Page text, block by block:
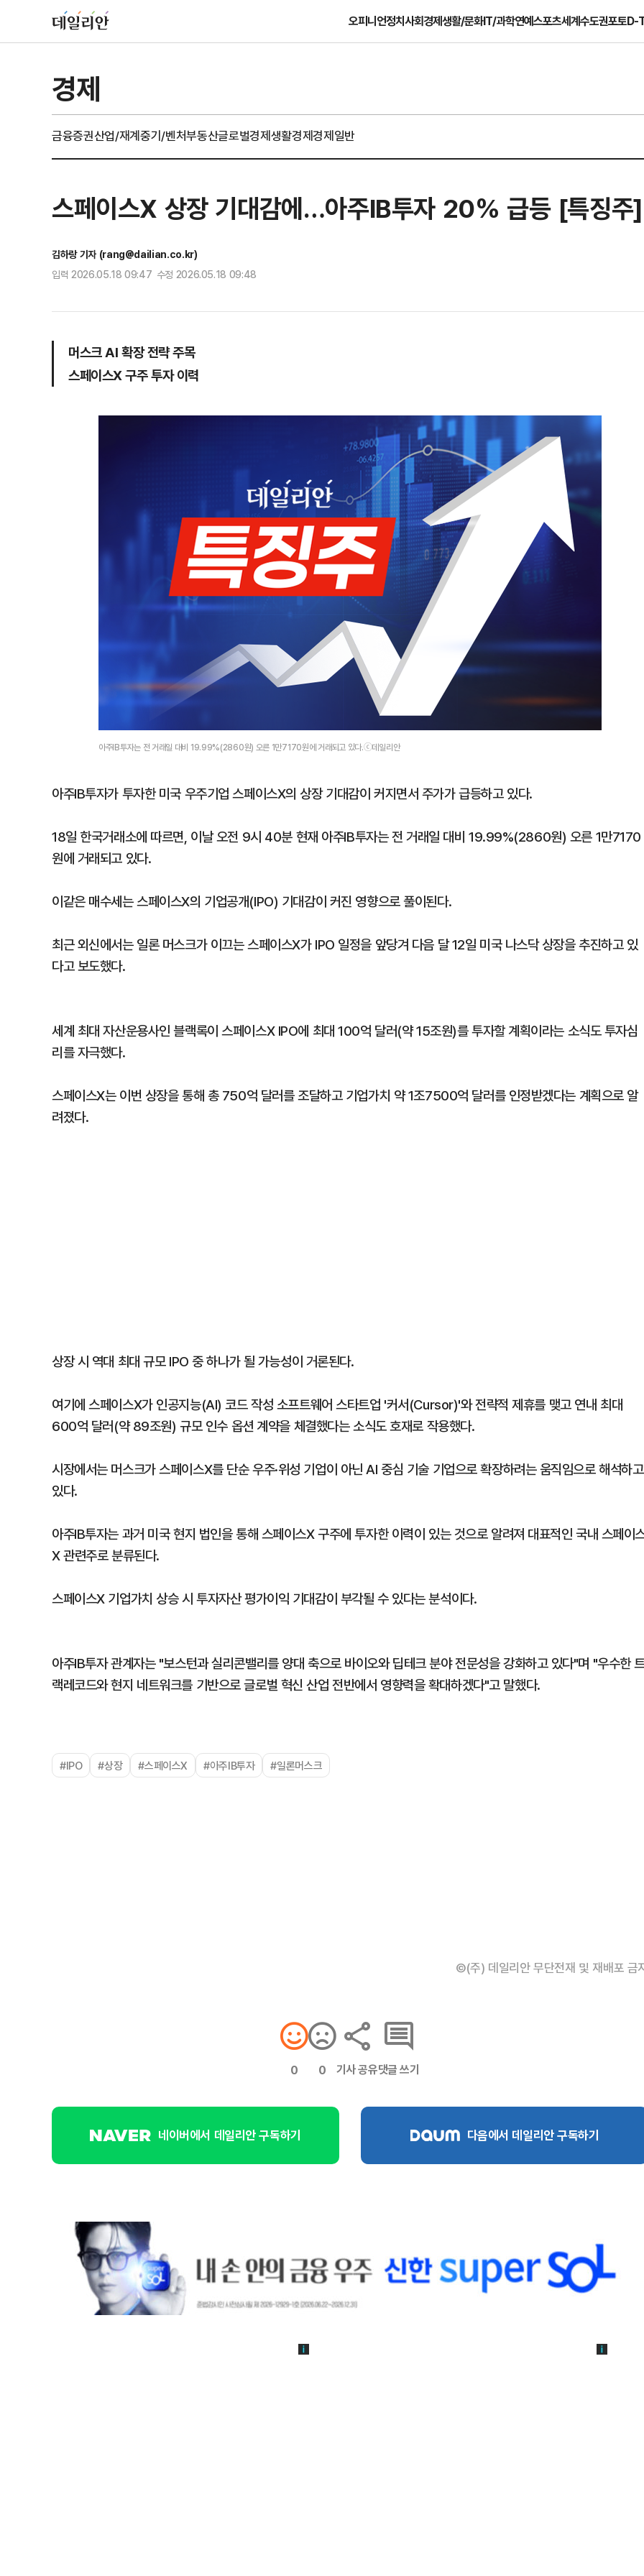
오피니언정치사회경제생활/문화IT/과학연예스포츠세계수도권포토D-
경제
금융증권산업/재계중기/벤처부동산글로벌경제생활경제경제일반
스페이스X 상장 기대감에…아주IB투자 20% 급등 [특징주]
김하랑 기자 (rang@dailian.co.kr)
입력 2026.05.18 09:47 수정 2026.05.18 09:48
머스크 AI 확장 전략 주목
스페이스X 구주 투자 이력
아주IB투자는 전 거래일 대비 19.99%(2860원) 오른 1만7170원에 거래되고 있다.ⓒ데일리안
아주IB투자가 투자한 미국 우주기업 스페이스X의 상장 기대감이 커지면서 주가가 급등하고 있다.
18일 한국거래소에 따르면, 이날 오전 9시 40분 현재 아주IB투자는 전 거래일 대비 19.99%(2860원) 오른 1만7170
원에 거래되고 있다.
이같은 매수세는 스페이스X의 기업공개(IPO) 기대감이 커진 영향으로 풀이된다.
최근 외신에서는 일론 머스크가 이끄는 스페이스X가 IPO 일정을 앞당겨 다음 달 12일 미국 나스닥 상장을 추진하고 있
다고 보도했다.
세계 최대 자산운용사인 블랙록이 스페이스X IPO에 최대 100억 달러(약 15조원)를 투자할 계획이라는 소식도 투자심
리를 자극했다.
스페이스X는 이번 상장을 통해 총 750억 달러를 조달하고 기업가치 약 1조7500억 달러를 인정받겠다는 계획으로 알
려졌다.
상장 시 역대 최대 규모 IPO 중 하나가 될 가능성이 거론된다.
여기에 스페이스X가 인공지능(AI) 코드 작성 소프트웨어 스타트업 '커서(Cursor)'와 전략적 제휴를 맺고 연내 최대
600억 달러(약 89조원) 규모 인수 옵션 계약을 체결했다는 소식도 호재로 작용했다.
시장에서는 머스크가 스페이스X를 단순 우주·위성 기업이 아닌 AI 중심 기술 기업으로 확장하려는 움직임으로 해석하고
있다.
아주IB투자는 과거 미국 현지 법인을 통해 스페이스X 구주에 투자한 이력이 있는 것으로 알려져 대표적인 국내 스페이
X 관련주로 분류된다.
스페이스X 기업가치 상승 시 투자자산 평가이익 기대감이 부각될 수 있다는 분석이다.
아주IB투자 관계자는 "보스턴과 실리콘밸리를 양대 축으로 바이오와 딥테크 분야 전문성을 강화하고 있다"며 "우수한
랙레코드와 현지 네트워크를 기반으로 글로벌 혁신 산업 전반에서 영향력을 확대하겠다"고 말했다.
#IPO #상장 #스페이스X #아주IB투자 #일론머스크
©(주) 데일리안 무단전재 및 재배포 금
0 0 기사 공유댓글 쓰기
네이버에서 데일리안 구독하기 다음에서 데일리안 구독하기